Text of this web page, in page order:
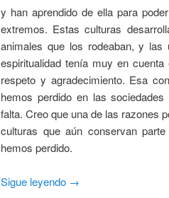
y han aprendido de ella para
extremos. Estas culturas
animales que los rodeaban, y
espiritualidad tenía muy en
respeto y agradecimiento. Esa
hemos perdido en las
falta. Creo que una de las razones
culturas que aún conservan
hemos perdido.
Sigue leyendo →